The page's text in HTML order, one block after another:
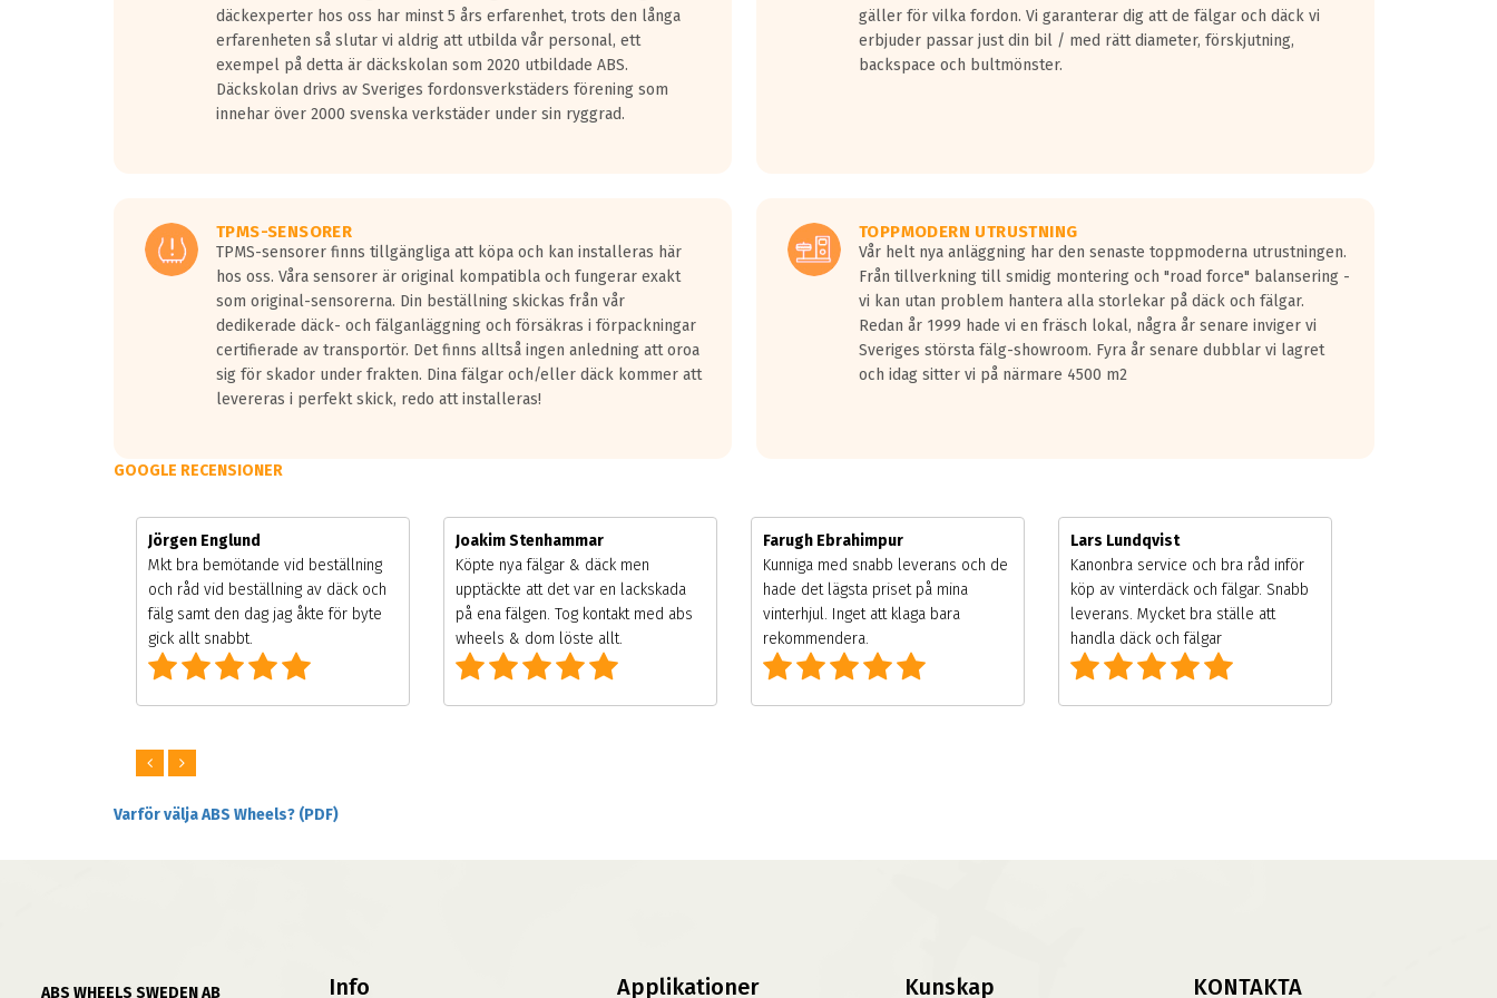
däckexperter hos oss har minst 5 års erfarenhet, trots den långa
erfarenheten så slutar vi aldrig att utbilda vår personal, ett
exempel på detta är däckskolan som 2020 utbildade ABS.
Däckskolan drivs av Sveriges fordonsverkstäders förening som
innehar över 2000 svenska verkstäder under sin ryggrad.
gäller för vilka fordon. Vi garanterar dig att de fälgar och däck vi
erbjuder passar just din bil / med rätt diameter, förskjutning,
backspace och bultmönster.
TPMS-SENSORER
TPMS-sensorer finns tillgängliga att köpa och kan installeras här
hos oss. Våra sensorer är original kompatibla och fungerar exakt
som original-sensorerna. Din beställning skickas från vår
dedikerade däck- och fälganläggning och försäkras i förpackningar
certifierade av transportör. Det finns alltså ingen anledning att oroa
sig för skador under frakten. Dina fälgar och/eller däck kommer att
levereras i perfekt skick, redo att installeras!
TOPPMODERN UTRUSTNING
Vår helt nya anläggning har den senaste toppmoderna utrustningen.
Från tillverkning till smidig montering och "road force" balansering -
vi kan utan problem hantera alla storlekar på däck och fälgar.
Redan år 1999 hade vi en fräsch lokal, några år senare inviger vi
Sveriges största fälg-showroom. Fyra år senare dubblar vi lagret
och idag sitter vi på närmare 4500 m2
GOOGLE RECENSIONER
Jörgen Englund
Mkt bra bemötande vid beställning
och råd vid beställning av däck och
fälg samt den dag jag åkte för byte
gick allt snabbt.
Joakim Stenhammar
Köpte nya fälgar & däck men
upptäckte att det var en lackskada
på ena fälgen. Tog kontakt med abs
wheels & dom löste allt.
Farugh Ebrahimpur
Kunniga med snabb leverans och de
hade det lägsta priset på mina
vinterhjul. Inget att klaga bara
rekommendera.
Lars Lundqvist
Kanonbra service och bra råd inför
köp av vinterdäck och fälgar. Snabb
leverans. Mycket bra ställe att
handla däck och fälgar
Varför välja ABS Wheels? (PDF)
ABS WHEELS SWEDEN AB Info Applikationer Kunskap KONTAKTA